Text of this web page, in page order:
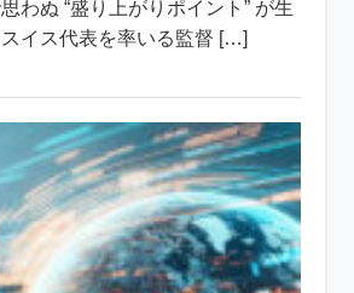
わぬ “盛り上がりポイント” が生
イス代表を率いる監督 […]